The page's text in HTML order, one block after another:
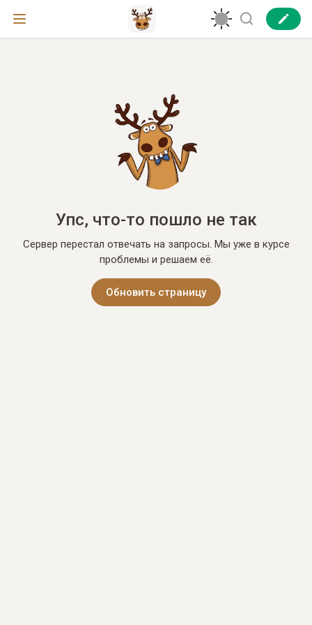
Упс, что-то пошло не так
Сервер перестал отвечать на запросы. Мы уже в курсе
проблемы и решаем её.
Обновить страницу